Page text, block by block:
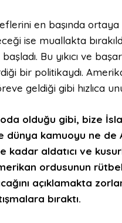
en başında ortaya
ise muallakta
Bu yıkıcı ve
bir politikaydı.
geldiği gibi hızlıca
olduğu gibi, bize
dünya kamuoyu ne
kadar aldatıcı ve
ordusunun
açıklamakta
bıraktı.